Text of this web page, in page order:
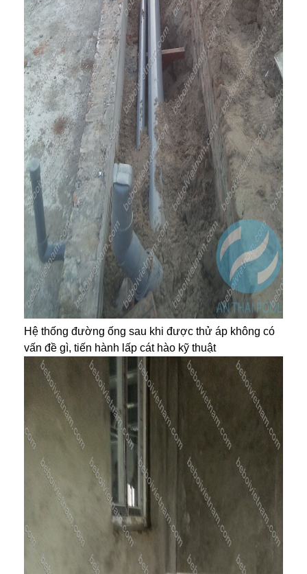
Hệ thống đường ống sau khi được thử áp không có
vấn đề gì, tiến hành lấp cát hào kỹ thuật